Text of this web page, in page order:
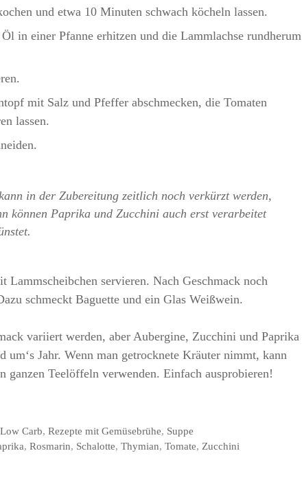
und etwa 10 Minuten schwach köcheln lassen.
in einer Pfanne erhitzen und die Lammlachse rundherum
mit Salz und Pfeffer abschmecken, die Tomaten
lassen.
in der Zubereitung zeitlich noch verkürzt werden,
können Paprika und Zucchini auch erst verarbeitet
Lammscheibchen servieren. Nach Geschmack noch
schmeckt Baguette und ein Glas Weißwein.
variiert werden, aber Aubergine, Zucchini und Paprika
Jahr. Wenn man getrocknete Kräuter nimmt, kann
ganzen Teelöffeln verwenden. Einfach ausprobieren!
Low Carb,Rezepte mit Gemüsebrühe, Suppe
,Rosmarin, Schalotte,Thymian,Tomate, Zucchini